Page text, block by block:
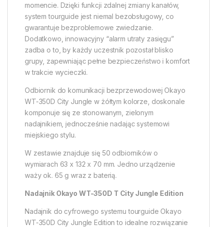
momencie. Dzięki funkcji zdalnej zmiany kanałów,
system tourguide jest niemal bezobsługowy, co
gwarantuje bezproblemowe zwiedzanie.
Dodatkowo, innowacyjny “alarm utraty zasięgu”
zadba o to, by każdy uczestnik pozostał blisko
grupy, zapewniając pełne bezpieczeństwo i komfort
w trakcie wycieczki.
Odbiornik do komunikacji bezprzewodowej Okayo
WT-350D City Jungle w żółtym kolorze, doskonale
komponuje się ze stonowanym, zielonym
nadajnikiem, jednocześnie nadając systemowi
miejskiego stylu.
W zestawie znajduje się 50 odbiorników o
wymiarach 63 x 132 x 70 mm. Jedno urządzenie
waży ok. 65 g wraz z baterią.
Nadajnik Okayo WT-350D T City Jungle Edition
Nadajnik do cyfrowego systemu tourguide Okayo
WT-350D City Jungle Edition to idealne rozwiązanie